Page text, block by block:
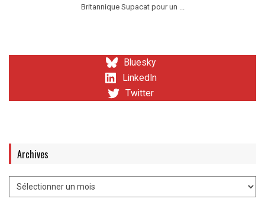
Britannique Supacat pour un ...
Bluesky
LinkedIn
Twitter
Archives